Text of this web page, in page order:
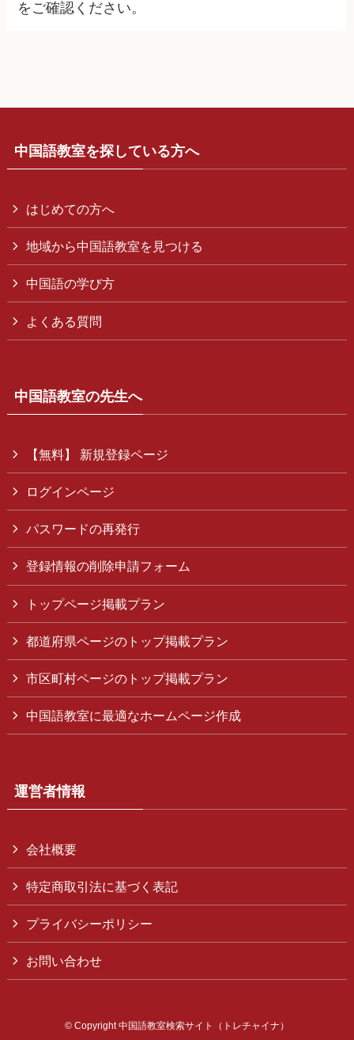
をご確認ください。
中国語教室を探している方へ
はじめての方へ
地域から中国語教室を見つける
中国語の学び方
よくある質問
中国語教室の先生へ
【無料】 新規登録ページ
ログインページ
パスワードの再発行
登録情報の削除申請フォーム
トップページ掲載プラン
都道府県ページのトップ掲載プラン
市区町村ページのトップ掲載プラン
中国語教室に最適なホームページ作成
運営者情報
会社概要
特定商取引法に基づく表記
プライバシーポリシー
お問い合わせ
© Copyright 中国語教室検索サイト（トレチャイナ）